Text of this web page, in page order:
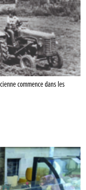
commence dans les